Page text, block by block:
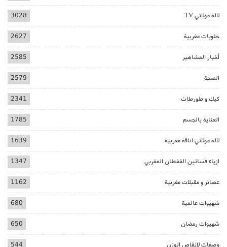
لالة مولاتي TV 3028
حلويات مغربية 2627
أخبار المشاهير 2585
الصحة 2579
كيك و طورطات 2341
العناية بالجسم 1785
لالة مولاتي اناقة مغربية 1639
ازياء فساتين القفطان المغربي 1347
عصائر و مقبلات مغربية 1162
شهيوات عالمية 680
شهيوات رمضان 650
وصفات لانقاص الوزن 544